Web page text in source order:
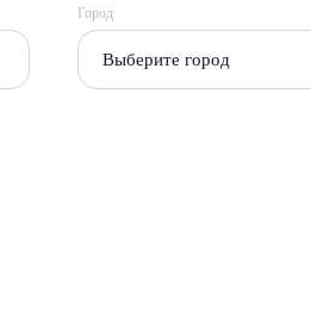
Город
Выберите город